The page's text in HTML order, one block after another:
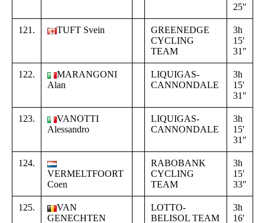
25″
121. TUFT Svein
GREENEDGE
CYCLING
TEAM
3h
15′
31″
122.
MARANGONI
Alan
LIQUIGAS-
CANNONDALE
3h
15′
31″
123.
VANOTTI
Alessandro
LIQUIGAS-
CANNONDALE
3h
15′
31″
124.
VERMELTFOORT
Coen
RABOBANK
CYCLING
TEAM
3h
15′
33″
125.
VAN
GENECHTEN
LOTTO-
BELISOL TEAM
3h
16′